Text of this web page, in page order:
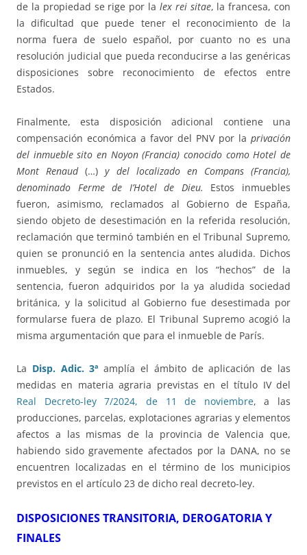
de la propiedad se rige por la lex rei sitae, la francesa, con
la dificultad que puede tener el reconocimiento de la
norma fuera de suelo español, por cuanto no es una
resolución judicial que pueda reconducirse a las genéricas
disposiciones sobre reconocimiento de efectos entre
Estados.
Finalmente, esta disposición adicional contiene una
compensación económica a favor del PNV por la privación
del inmueble sito en Noyon (Francia) conocido como Hotel de
Mont Renaud(…)y del localizado en Compans (Francia),
denominado Ferme de I’Hotel de Dieu. Estos inmuebles
fueron, asimismo, reclamados al Gobierno de España,
siendo objeto de desestimación en la referida resolución,
reclamación que terminó también en el Tribunal Supremo,
quien se pronunció en la sentencia antes aludida. Dichos
inmuebles, y según se indica en los “hechos” de la
sentencia, fueron adquiridos por la ya aludida sociedad
británica, y la solicitud al Gobierno fue desestimada por
formularse fuera de plazo. El Tribunal Supremo acogió la
misma argumentación que para el inmueble de París.
La Disp. Adic. 3ª amplía el ámbito de aplicación de las
medidas en materia agraria previstas en el título IV del
Real Decreto-ley 7/2024, de 11 de noviembre, a las
producciones, parcelas, explotaciones agrarias y elementos
afectos a las mismas de la provincia de Valencia que,
habiendo sido gravemente afectados por la DANA, no se
encuentren localizadas en el término de los municipios
previstos en el artículo 23 de dicho real decreto-ley.
DISPOSICIONES TRANSITORIA, DEROGATORIA Y
FINALES